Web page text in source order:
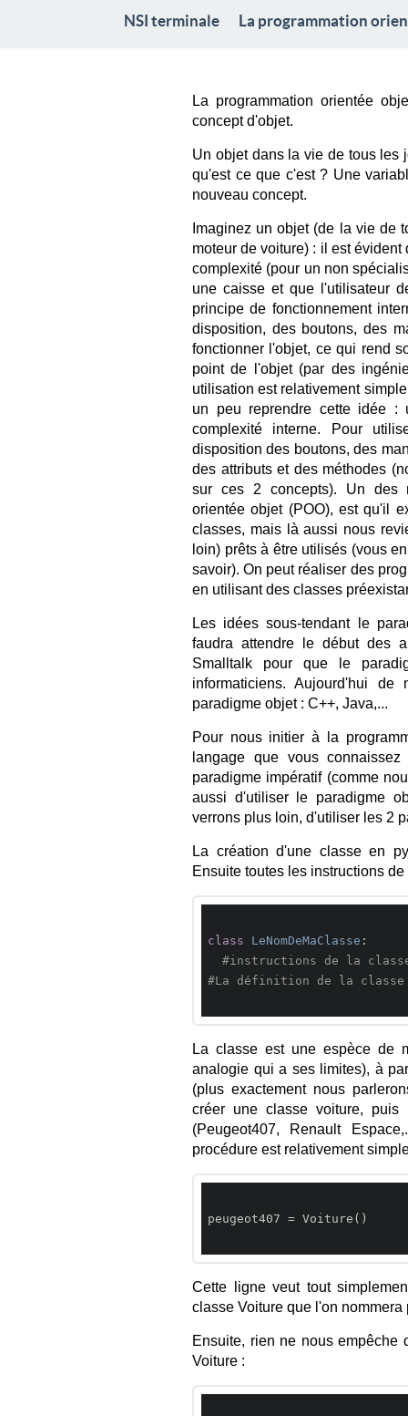
NSI terminale La programmation
La programmation orientée
concept d'objet.
Un objet dans la vie de tous les
qu'est ce que c'est ? Une
nouveau concept.
Imaginez un objet (de la vie de
moteur de voiture) : il est
complexité (pour un non
une caisse et que l'utilisateur
principe de fonctionnement
disposition, des boutons, des
fonctionner l'objet, ce qui rend
point de l'objet (par des
utilisation est relativement
un peu reprendre cette idée :
complexité interne. Pour
disposition des boutons, des
des attributs et des méthodes
sur ces 2 concepts). Un des
orientée objet (POO), est qu'il
classes, mais là aussi nous
loin) prêts à être utilisés (vous
savoir). On peut réaliser des
en utilisant des classes
Les idées sous-tendant le
faudra attendre le début des
Smalltalk pour que le
informaticiens. Aujourd'hui de
paradigme objet : C++, Java,...
Pour nous initier à la
langage que vous
paradigme impératif (comme
aussi d'utiliser le paradigme
verrons plus loin, d'utiliser les 2
La création d'une classe en
Ensuite toutes les instructions
class LeNomDeMaClasse :
#instructions de la
#La définition de la classe
La classe est une espèce de
analogie qui a ses limites), à
(plus exactement nous
créer une classe voiture, puis
(Peugeot407, Renault
procédure est relativement
peugeot407 = Voiture()
Cette ligne veut tout
classe Voiture que l'on nommera
Ensuite, rien ne nous empêche
Voiture :